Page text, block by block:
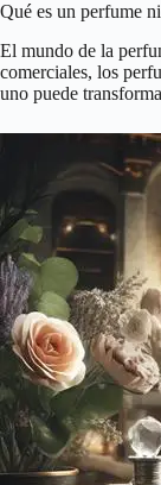
Qué es un perfume
El mundo de la
comerciales, los
uno puede